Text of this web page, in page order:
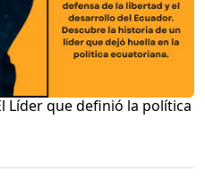
Líder que definió la política